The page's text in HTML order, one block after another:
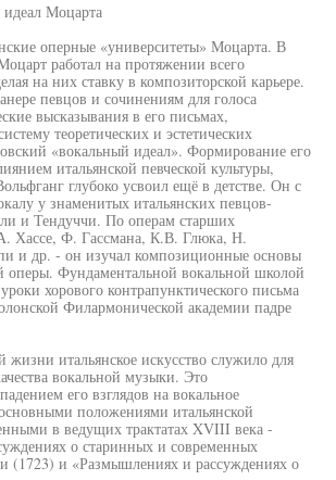
Моцарта
оперные «университеты» Моцарта. В
работал на протяжении всего
на них ставку в композиторской карьере.
певцов и сочинениям для голоса
высказывания в его письмах,
теоретических и эстетических
«вокальный идеал». Формирование его
итальянской певческой культуры,
глубоко усвоил ещё в детстве. Он с
у знаменитых итальянских певцов-
и Тендуччи. По операм старших
Хассе, Ф. Гассмана, К.В. Глюка, Н.
и др. - он изучал композиционные основы
оперы. Фундаментальной вокальной школой
хорового контрапунктического письма
Филармонической академии падре
итальянское искусство служило для
вокальной музыки. Это
его взглядов на вокальное
положениями итальянской
в ведущих трактатах XVIII века -
о старинных и современных
(1723) и «Размышлениях и рассуждениях о